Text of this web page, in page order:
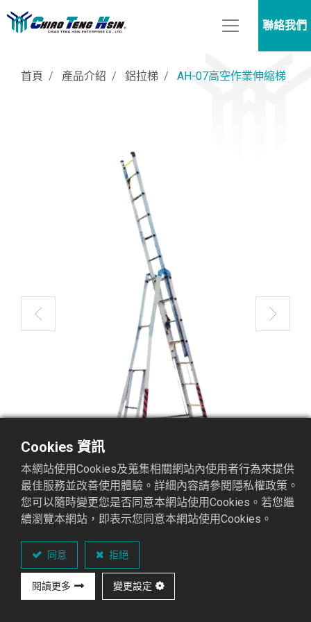
聯絡我們
首頁 產品介紹 鋁拉梯 AH-07高空作業伸縮梯
AH-07高空作業伸縮梯
高空作業伸縮梯AH系列
重點介紹
Cookies 資訊
本網站使用Cookies及蒐集相關網站內使用者行為來提供
最佳服務並改善使用體驗。詳細內容請參閱隱私權政策。
您可以隨時變更您是否同意本網站使用Cookies。若您繼
續瀏覽本網站，即表示您同意本網站使用Cookies。
同意 拒絕
閱讀更多 變更設定